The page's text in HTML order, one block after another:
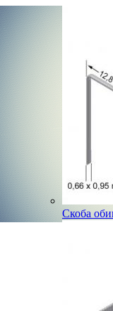
Скоба